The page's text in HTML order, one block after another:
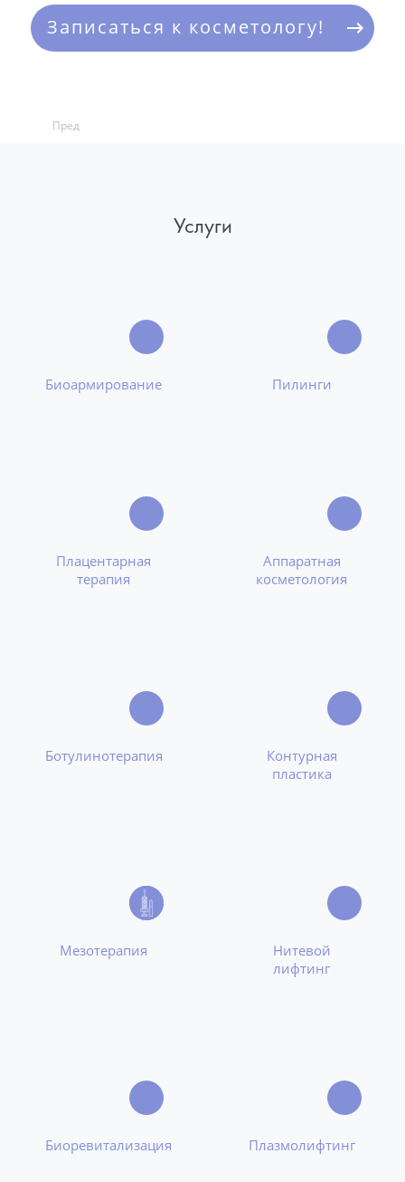
Записаться к косметологу!
Пред
Услуги
Биоармирование Пилинги
Плацентарная
терапия
Аппаратная
косметология
Ботулинотерапия
Контурная
пластика
Мезотерапия
Нитевой
лифтинг
Биоревитализация Плазмолифтинг